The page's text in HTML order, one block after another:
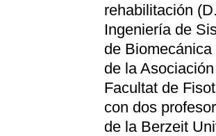
rehabilitación
Ingeniería de
de
de la
Facultat de
con dos
de la Berzeit